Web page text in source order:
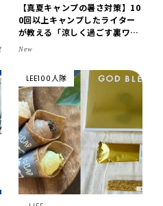
【真夏キャンプの暑さ対策】10
0回以上キャンプしたライター
が教える「涼しく過ごす裏ワ
ザ」8選！効果を実感したアイ
New
LEE100人隊